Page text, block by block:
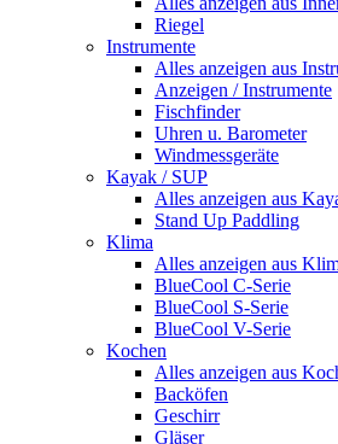
Riegel
Instrumente
Alles anzeigen aus
Anzeigen / Instrumente
Fischfinder
Uhren u. Barometer
Windmessgeräte
Kayak / SUP
Alles anzeigen aus
Stand Up Paddling
Klima
Alles anzeigen aus
BlueCool C-Serie
BlueCool S-Serie
BlueCool V-Serie
Kochen
Alles anzeigen aus
Backöfen
Geschirr
Gläser